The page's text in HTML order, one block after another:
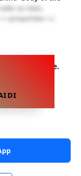
za class.
properties
hii yote.